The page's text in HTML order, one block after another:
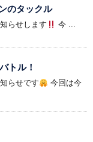
のタックル
らせします 今 ...
トル！
らせです
今回は今